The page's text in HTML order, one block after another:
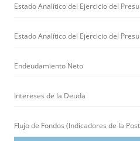
Estado Analítico del Ejercicio del
Estado Analítico del Ejercicio del
Endeudamiento Neto
Intereses de la Deuda
Flujo de Fondos (Indicadores de la